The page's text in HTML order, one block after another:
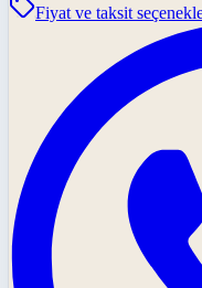
Fiyat ve taksit